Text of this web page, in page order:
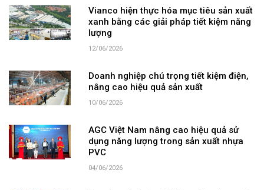
Vianco hiện thực hóa mục tiêu sản xuất
xanh bằng các giải pháp tiết kiệm năng
lượng
12/06/2026
Doanh nghiệp chú trọng tiết kiệm điện,
nâng cao hiệu quả sản xuất
10/06/2026
AGC Việt Nam nâng cao hiệu quả sử
dụng năng lượng trong sản xuất nhựa
PVC
04/06/2026